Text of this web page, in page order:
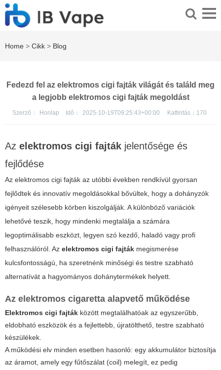
Home > Cikk > Blog
Fedezd fel az elektromos cigi fajták világát és találd meg
a legjobb elektromos cigi fajták megoldást
Szerző： Honlap Idő： 2025-10-19T09:25:43+00:00 Kattintás： 170
Az elektromos cigi fajták jelentősége és
fejlődése
Az elektromos cigi fajták az utóbbi években rendkívül gyorsan
fejlődtek és innovatív megoldásokkal bővültek, hogy a dohányzók
igényeit szélesebb körben kiszolgálják. A különböző variációk
lehetővé teszik, hogy mindenki megtalálja a számára
legoptimálisabb eszközt, legyen szó kezdő, haladó vagy profi
felhasználóról. Az elektromos cigi fajták megismerése
kulcsfontosságú, ha szeretnénk minőségi és testre szabható
alternatívát a hagyományos dohánytermékek helyett.
Az elektromos cigaretta alapvető működése
Elektromos cigi fajták között megtalálhatóak az egyszerűbb,
eldobható eszközök és a fejlettebb, újratölthető, testre szabható
készülékek.
A működési elv minden esetben hasonló: egy akkumulátor biztosítja
az áramot, amely egy fűtőszálat (coil) melegít, ez pedig